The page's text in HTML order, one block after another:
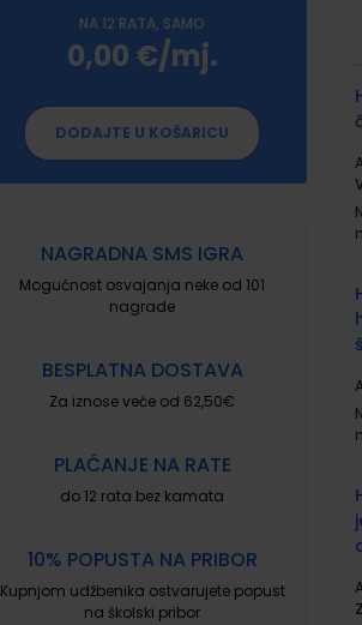
NA 12 RATA, SAMO
0,00 €/mj.
DODAJTE U KOŠARICU
NAGRADNA SMS IGRA
Mogućnost osvajanja neke od 101
nagrade
BESPLATNA DOSTAVA
Za iznose veće od 62,50€
PLAĆANJE NA RATE
do 12 rata bez kamata
10% POPUSTA NA PRIBOR
Kupnjom udžbenika ostvarujete popust
na školski pribor